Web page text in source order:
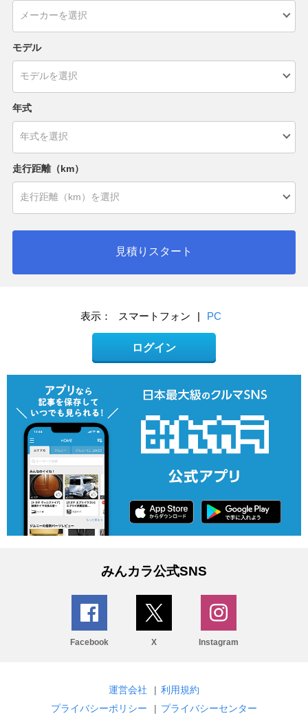
モデル
年式
走行距離（km）
見積りスタート
表示： スマートフォン | PC
ログイン
みんカラ公式SNS
Facebook X Instagram
運営会社 | 利用規約
プライバシーポリシー
| プライバシーセンター